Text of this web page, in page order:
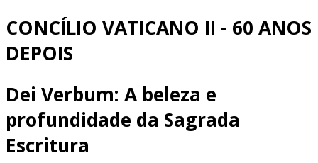
CONCÍLIO VATICANO II - 60 ANOS
DEPOIS
Dei Verbum: A beleza e
profundidade da Sagrada
Escritura